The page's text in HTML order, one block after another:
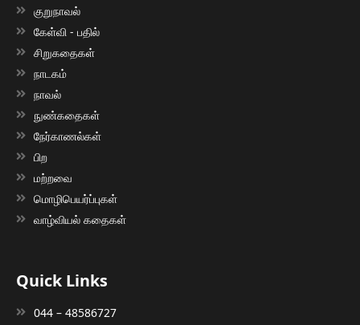
குறுநாவல்
கேள்வி - பதில்
சிறுகதைகள்
நாடகம்
நாவல்
நுண்கதைகள்
நேர்காணல்கள்
பிற
மற்றவை
மொழிபெயர்ப்புகள்
வாழ்வியல் கதைகள்
Quick Links
044 – 48586727